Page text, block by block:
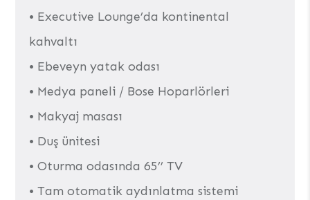
• Executive Lounge’da kontinental
kahvaltı
• Ebeveyn yatak odası
• Medya paneli / Bose Hoparlörleri
• Makyaj masası
• Duş ünitesi
• Oturma odasında 65’’ TV
• Tam otomatik aydınlatma sistemi